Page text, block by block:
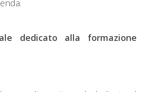
dedicato alla formazione